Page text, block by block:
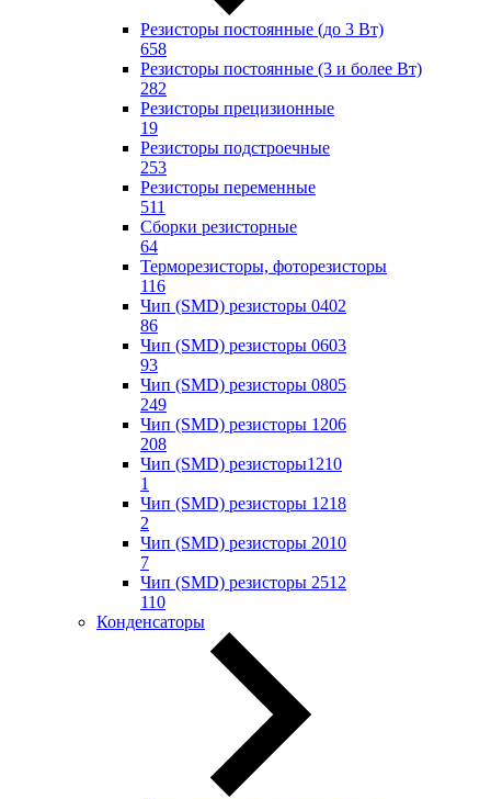
Резисторы постоянные (до 3 Вт)
658
Резисторы постоянные (3 и более Вт)
282
Резисторы прецизионные
19
Резисторы подстроечные
253
Резисторы переменные
511
Сборки резисторные
64
Терморезисторы, фоторезисторы
116
Чип (SMD) резисторы 0402
86
Чип (SMD) резисторы 0603
93
Чип (SMD) резисторы 0805
249
Чип (SMD) резисторы 1206
208
Чип (SMD) резисторы1210
1
Чип (SMD) резисторы 1218
2
Чип (SMD) резисторы 2010
7
Чип (SMD) резисторы 2512
110
Конденсаторы